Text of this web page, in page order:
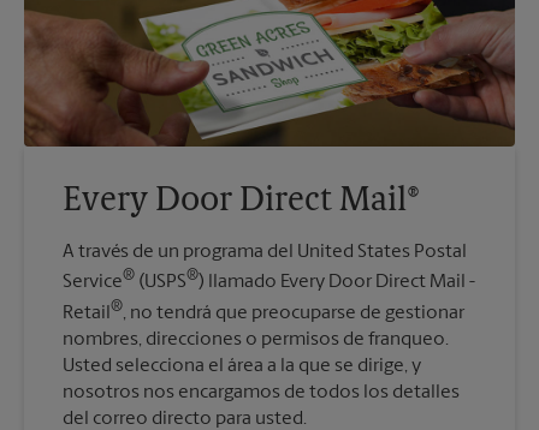
Every Door Direct Mail®
A través de un programa del United States Postal
Service® (USPS®) llamado Every Door Direct Mail -
Retail ®, no tendrá que preocuparse de gestionar
nombres, direcciones o permisos de franqueo.
Usted selecciona el área a la que se dirige, y
nosotros nos encargamos de todos los detalles
del correo directo para usted.